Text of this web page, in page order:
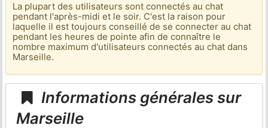
La plupart des utilisateurs sont connectés au chat
pendant l'après-midi et le soir. C'est la raison pour
laquelle il est toujours conseillé de se connecter au chat
pendant les heures de pointe afin de connaître le
nombre maximum d'utilisateurs connectés au chat dans
Marseille.
Informations générales sur
Marseille